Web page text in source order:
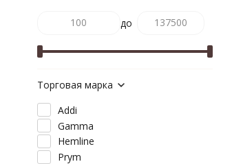
до
Торговая марка
Addi
Gamma
Hemline
Prym